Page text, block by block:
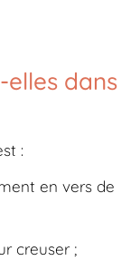
dans
:
en vers de
creuser ;